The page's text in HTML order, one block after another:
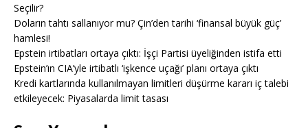
Seçilir?
Doların tahtı sallanıyor mu? Çin’den tarihi ‘finansal büyük güç’
hamlesi!
Epstein irtibatları ortaya çıktı: İşçi Partisi üyeliğinden istifa etti
Epstein’ın CIA’yle irtibatlı ‘işkence uçağı’ planı ortaya çıktı
Kredi kartlarında kullanılmayan limitleri düşürme kararı iç talebi
etkileyecek: Piyasalarda limit tasası